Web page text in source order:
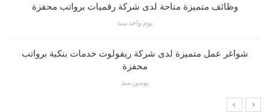
وظائف متميزة متاحة لدى شركة رقميات برواتب محفزة
يوم واحد منذ
شواغر عمل متميزة لدى شركة ريفولوت خدمات بنكية برواتب
محفزة
يومين منذ